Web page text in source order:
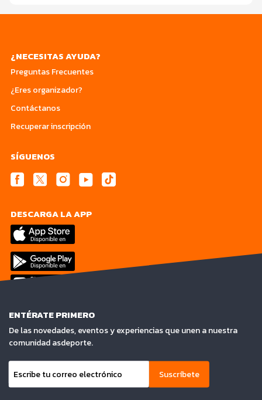
¿NECESITAS AYUDA?
Preguntas Frecuentes
¿Eres organizador?
Contáctanos
Recuperar inscripción
SÍGUENOS
DESCARGA LA APP
ENTÉRATE PRIMERO
De las novedades, eventos y experiencias que unen a nuestra
comunidad asdeporte.
Suscríbete